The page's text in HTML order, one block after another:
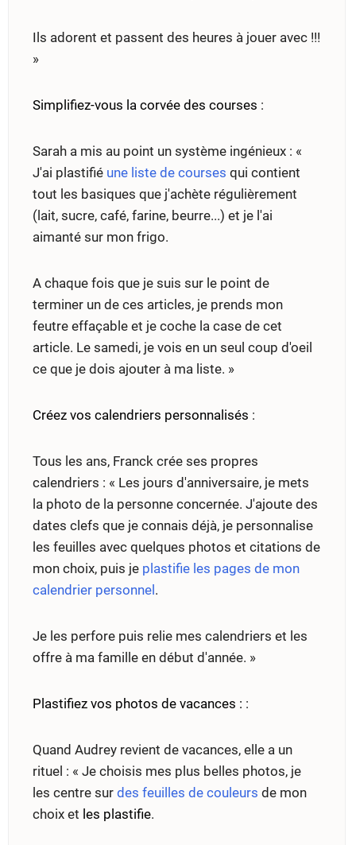
Ils adorent et passent des heures à jouer avec !!!
»
Simplifiez-vous la corvée des courses :
Sarah a mis au point un système ingénieux : «
J'ai plastifié une liste de courses qui contient
tout les basiques que j'achète régulièrement
(lait, sucre, café, farine, beurre...) et je l'ai
aimanté sur mon frigo.
A chaque fois que je suis sur le point de
terminer un de ces articles, je prends mon
feutre effaçable et je coche la case de cet
article. Le samedi, je vois en un seul coup d'oeil
ce que je dois ajouter à ma liste. »
Créez vos calendriers personnalisés :
Tous les ans, Franck crée ses propres
calendriers : « Les jours d'anniversaire, je mets
la photo de la personne concernée. J'ajoute des
dates clefs que je connais déjà, je personnalise
les feuilles avec quelques photos et citations de
mon choix, puis je plastifie les pages de mon
calendrier personnel.
Je les perfore puis relie mes calendriers et les
offre à ma famille en début d'année. »
Plastifiez vos photos de vacances : :
Quand Audrey revient de vacances, elle a un
rituel : « Je choisis mes plus belles photos, je
les centre sur des feuilles de couleurs de mon
choix et les plastifie.